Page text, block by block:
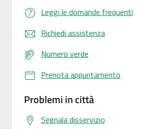
Leggi le domande frequenti
Richiedi assistenza
Numero verde
Prenota appuntamento
Problemi in città
Segnala disservizio